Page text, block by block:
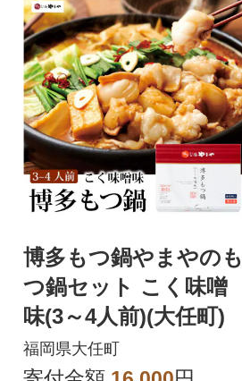
博多もつ鍋やまやのも
つ鍋セット こく味噌
味(3～4人前)(大任町)
福岡県大任町